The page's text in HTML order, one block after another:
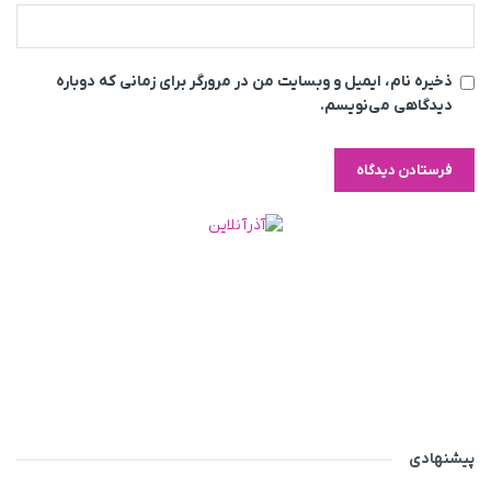
ذخیره نام، ایمیل و وبسایت من در مرورگر برای زمانی که دوباره
دیدگاهی می‌نویسم.
پیشنهادی